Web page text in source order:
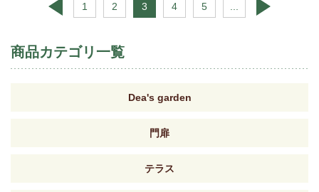
1 2 3 4 5
商品カテゴリ一覧
Dea's garden
門扉
テラス